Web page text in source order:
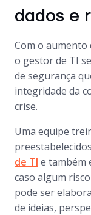
dados e
Com o aumento
o gestor de TI
de segurança
integridade da
crise.
Uma equipe
de TI e também
caso algum
pode ser
de ideias,